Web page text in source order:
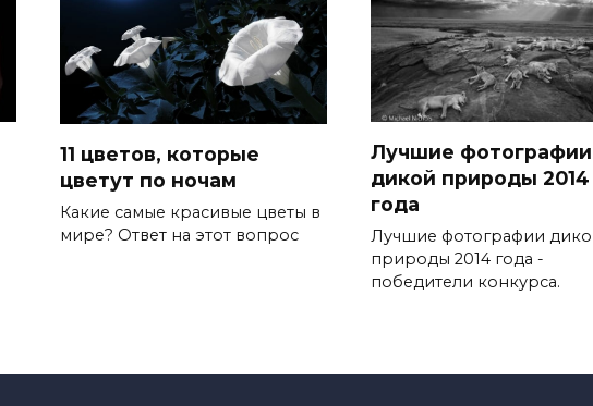
11 цветов, которые
цветут по ночам
Какие самые красивые цветы в
мире? Ответ на этот вопрос
Лучшие фотографии
дикой природы 2014
года
Лучшие фотографии
природы 2014 года -
победители конкурса.